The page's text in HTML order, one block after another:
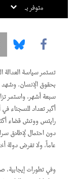
متوفر بـ
this via Facebook
Bluesky
تستمر سياسة العدالة
سبعة أشهر، واستمر
عاماً، ولا تفرض دولة
وفي تطورات إيجابية،